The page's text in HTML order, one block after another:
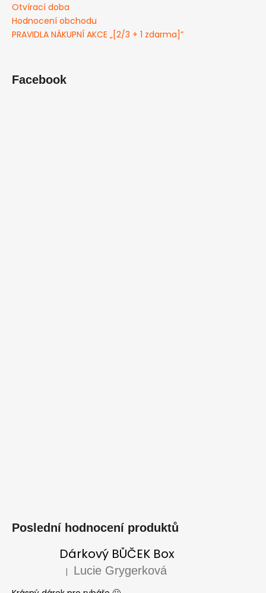
Otvírací doba
Hodnocení obchodu
PRAVIDLA NÁKUPNÍ AKCE „[2/3 + 1 zdarma]”
Facebook
Poslední hodnocení produktů
Dárkový BŮČEK Box
Hodnocení produktu je 5 z 5 hvězdiček.
| Lucie Grygerková